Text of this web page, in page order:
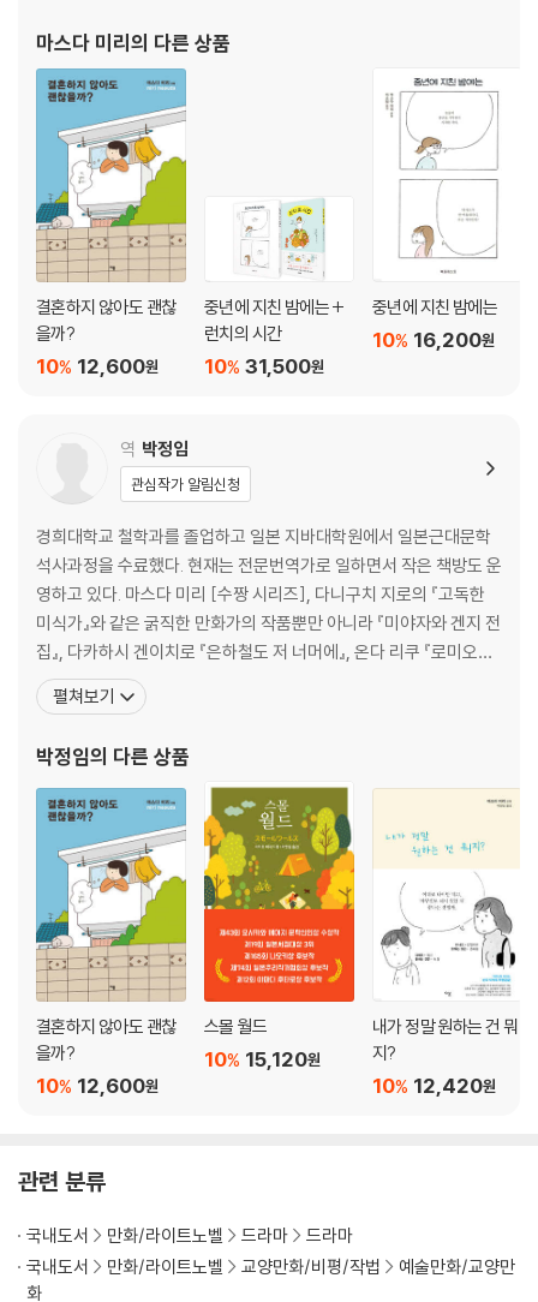
마스다 미리의 다른 상품
결혼하지 않아도 괜찮
을까?
12,600원
10%
중년에 지친 밤에는 +
런치의 시간
31,500원
10%
중년에 지친 밤에는
16,200원
10%
역 박정임
관심작가 알림신청
경희대학교 철학과를 졸업하고 일본 지바대학원에서 일본근대문학
석사과정을 수료했다. 현재는 전문번역가로 일하면서 작은 책방도 운
영하고 있다. 마스다 미리 [수짱 시리즈], 다니구치 지로의 『고독한
미식가』와 같은 굵직한 만화가의 작품뿐만 아니라 『미야자와 겐지 전
집』, 다카하시 겐이치로 『은하철도 저 너머에』, 온다 리쿠 『로미오와
로미오는 영원히』, 마쓰이 게사코 『유곽 안내서』, 『어쩌다 보니 50살
이네요』, 『설레는 일, 그런 거 없습니다』, 『이제 좀 느긋하게 지내볼까
로』, 『나답게 살고 있습니다』, 다
펼쳐보기
박정임의 다른 상품
결혼하지 않아도 괜찮
을까?
12,600원
10%
스몰 월드
15,120원
10%
내가 정말 원하는 건 뭐
지?
12,420원
10%
관련 분류
국내도서 만화/라이트노벨 드라마
드라마
국내도서
만화/라이트노벨 교양만화/비평/작법
예술만화/교양만
화